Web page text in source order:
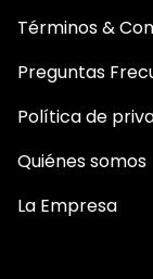
Términos &
Preguntas
Política de
Quiénes somos
La Empresa